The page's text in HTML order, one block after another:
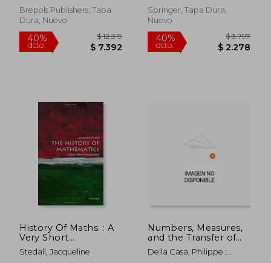
40%
dcto.
40%
dcto.
Astral Sciences (en
Inglés)
Benno
Brepols Publishers, Tapa
Dura, Nuevo
in Mathematics)
Springer, Tapa Dura,
Nuevo
History Of Maths: : A
Very Short
Introduction (en
Inglés)
Stedall, Jacqueline
Numbers, Measures,
and the Transfer of
Goods in Prehistory
(en Inglés)
Della Casa, Philippe ;